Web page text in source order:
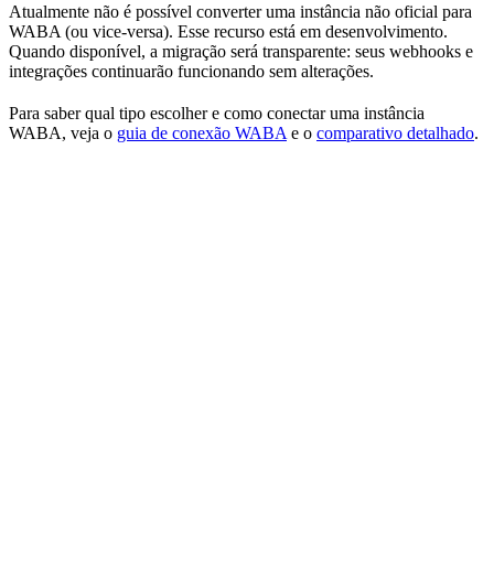
Atualmente não é possível converter uma instância não oficial para
WABA (ou vice-versa). Esse recurso está em desenvolvimento.
Quando disponível, a migração será transparente: seus webhooks e
integrações continuarão funcionando sem alterações.
Para saber qual tipo escolher e como conectar uma instância
WABA, veja o guia de conexão WABA e o comparativo detalhado.